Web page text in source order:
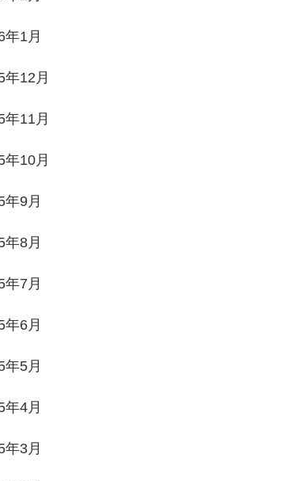
年1月
年12月
年11月
年10月
年9月
年8月
年7月
年6月
年5月
年4月
年3月